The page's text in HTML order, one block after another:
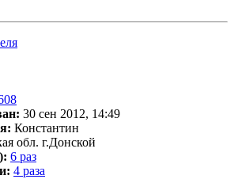
30 сен 2012, 14:49
Константин
обл. г.Донской
6 раз
4 раза